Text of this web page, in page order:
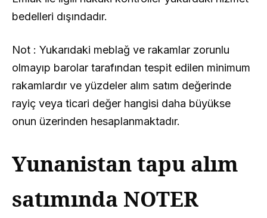
bedelleri dışındadır.
Not : Yukarıdaki meblağ ve rakamlar zorunlu
olmayıp barolar tarafından tespit edilen minimum
rakamlardır ve yüzdeler alım satım değerinde
rayiç veya ticari değer hangisi daha büyükse
onun üzerinden hesaplanmaktadır.
Yunanistan tapu alım
satımında NOTER